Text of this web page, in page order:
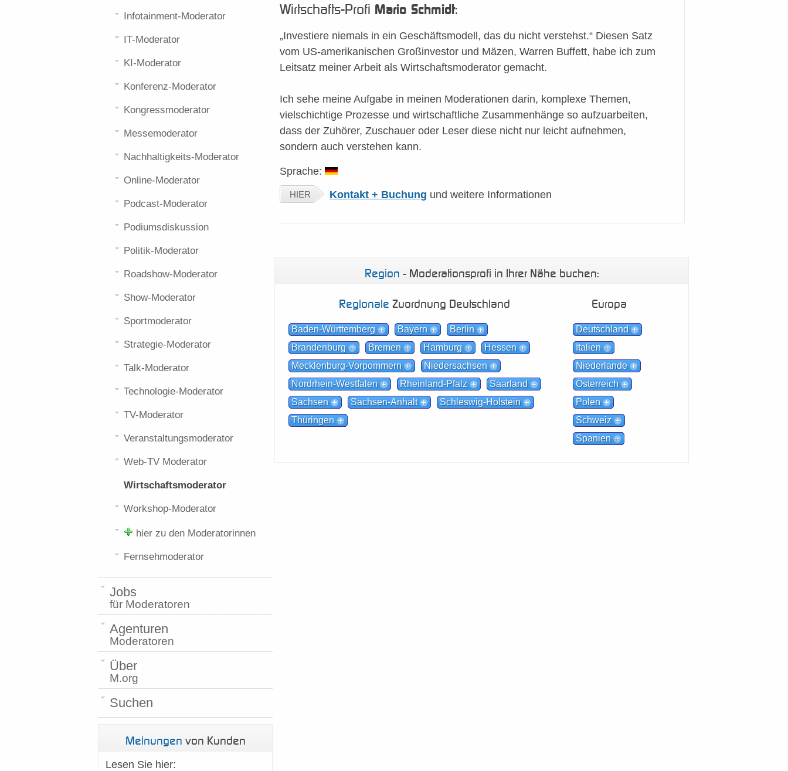
Wirtschafts-Profi Mario Schmidt:
„Investiere niemals in ein Geschäftsmodell, das du nicht verstehst.“ Diesen Satz
vom US-amerikanischen Großinvestor und Mäzen, Warren Buffett, habe ich zum
Leitsatz meiner Arbeit als Wirtschaftsmoderator gemacht.
Ich sehe meine Aufgabe in meinen Moderationen darin, komplexe Themen,
vielschichtige Prozesse und wirtschaftliche Zusammenhänge so aufzuarbeiten,
dass der Zuhörer, Zuschauer oder Leser diese nicht nur leicht aufnehmen,
sondern auch verstehen kann.
Sprache:
HIER Kontakt + Buchung und weitere Informationen
Region - Moderationsprofi in Ihrer Nähe buchen:
Regionale Zuordnung Deutschland
Baden-Württemberg Bayern
Berlin
Brandenburg
Bremen Hamburg
Hessen
Mecklenburg-Vorpommern
Niedersachsen
Nordrhein-Westfalen
Rheinland-Pfalz
Saarland
Sachsen
Sachsen-Anhalt
Schleswig-Holstein
Thüringen
Europa
Deutschland
Italien
Niederlande
Österreich
Polen
Schweiz
Spanien
Infotainment-Moderator
IT-Moderator
KI-Moderator
Konferenz-Moderator
Kongressmoderator
Messemoderator
Nachhaltigkeits-Moderator
Online-Moderator
Podcast-Moderator
Podiumsdiskussion
Politik-Moderator
Roadshow-Moderator
Show-Moderator
Sportmoderator
Strategie-Moderator
Talk-Moderator
Technologie-Moderator
TV-Moderator
Veranstaltungsmoderator
Web-TV Moderator
Wirtschaftsmoderator
Workshop-Moderator
hier zu den Moderatorinnen
Fernsehmoderator
Jobs
für Moderatoren
Agenturen
Moderatoren
Über
M.org
Suchen
Meinungen von Kunden
Lesen Sie hier: